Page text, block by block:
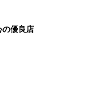
の優良店